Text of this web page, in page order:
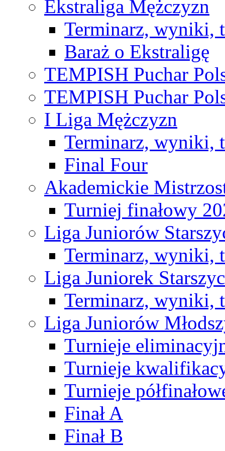
Ekstraliga Mężczyzn
Terminarz, wyniki,
Baraż o Ekstraligę
TEMPISH Puchar
TEMPISH Puchar
I Liga Mężczyzn
Terminarz, wyniki,
Final Four
Akademickie
Turniej finałowy
Liga Juniorów
Terminarz, wyniki,
Liga Juniorek
Terminarz, wyniki,
Liga Juniorów
Turnieje
Turnieje
Turnieje
Finał A
Finał B